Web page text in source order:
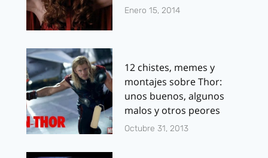
Enero 15, 2014
12 chistes, memes y
montajes sobre Thor:
unos buenos, algunos
malos y otros peores
Octubre 31, 2013